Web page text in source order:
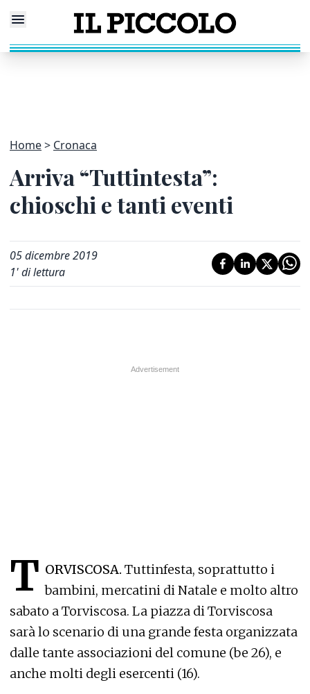
Home Cronaca
Arriva “Tuttintesta”:
chioschi e tanti eventi
05 dicembre 2019
1' di lettura
T ORVISCOSA. Tuttinfesta, soprattutto i
bambini, mercatini di Natale e molto altro
sabato a Torviscosa. La piazza di Torviscosa
sarà lo scenario di una grande festa organizzata
dalle tante associazioni del comune (be 26), e
anche molti degli esercenti (16).